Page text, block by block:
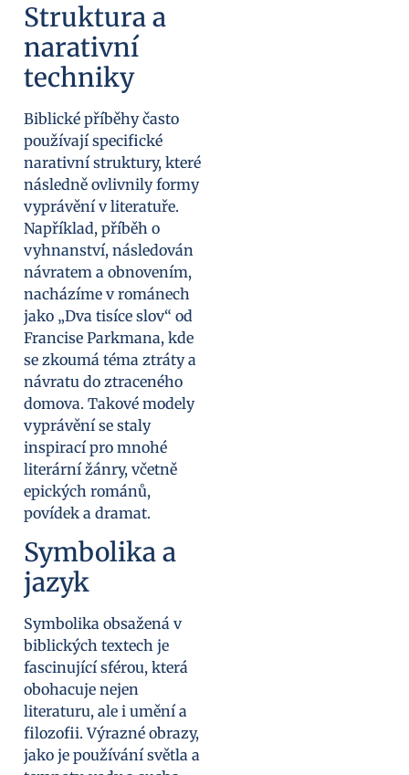
Struktura a
narativní
techniky
Biblické příběhy často
používají specifické
narativní struktury, které
následně ovlivnily formy
vyprávění v literatuře.
Například, příběh o
vyhnanství, následován
návratem a obnovením,
nacházíme v románech
jako „Dva tisíce slov“ od
Francise Parkmana, kde
se zkoumá téma ztráty a
návratu do ztraceného
domova. Takové modely
vyprávění se staly
inspirací pro mnohé
literární žánry, včetně
epických románů,
povídek a dramat.
Symbolika a
jazyk
Symbolika obsažená v
biblických textech je
fascinující sférou, která
obohacuje nejen
literaturu, ale i umění a
filozofii. Výrazné obrazy,
jako je používání světla a